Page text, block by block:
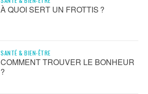
À QUOI SERT UN FROTTIS ?
SANTÉ & BIEN-ÊTRE
COMMENT TROUVER LE BONHEUR
?